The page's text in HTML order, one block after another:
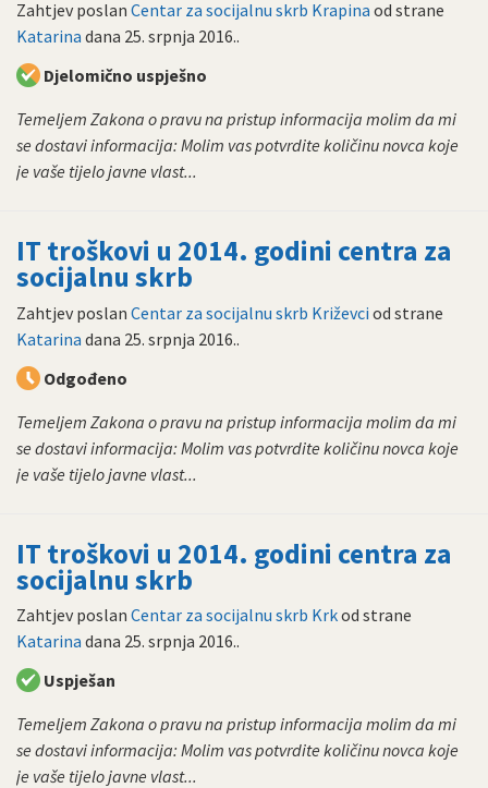
Zahtjev poslan Centar za socijalnu skrb Krapina od strane
Katarina dana 25. srpnja 2016..
Djelomično uspješno
Temeljem Zakona o pravu na pristup informacija molim da mi
se dostavi informacija: Molim vas potvrdite količinu novca koje
je vaše tijelo javne vlast...
IT troškovi u 2014. godini centra za
socijalnu skrb
Zahtjev poslan Centar za socijalnu skrb Križevci od strane
Katarina dana 25. srpnja 2016..
Odgođeno
Temeljem Zakona o pravu na pristup informacija molim da mi
se dostavi informacija: Molim vas potvrdite količinu novca koje
je vaše tijelo javne vlast...
IT troškovi u 2014. godini centra za
socijalnu skrb
Zahtjev poslan Centar za socijalnu skrb Krkod strane
Katarina dana 25. srpnja 2016..
Uspješan
Temeljem Zakona o pravu na pristup informacija molim da mi
se dostavi informacija: Molim vas potvrdite količinu novca koje
je vaše tijelo javne vlast...